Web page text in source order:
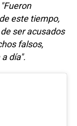
"Fueron
este tiempo,
ser acusados
falsos,
día".